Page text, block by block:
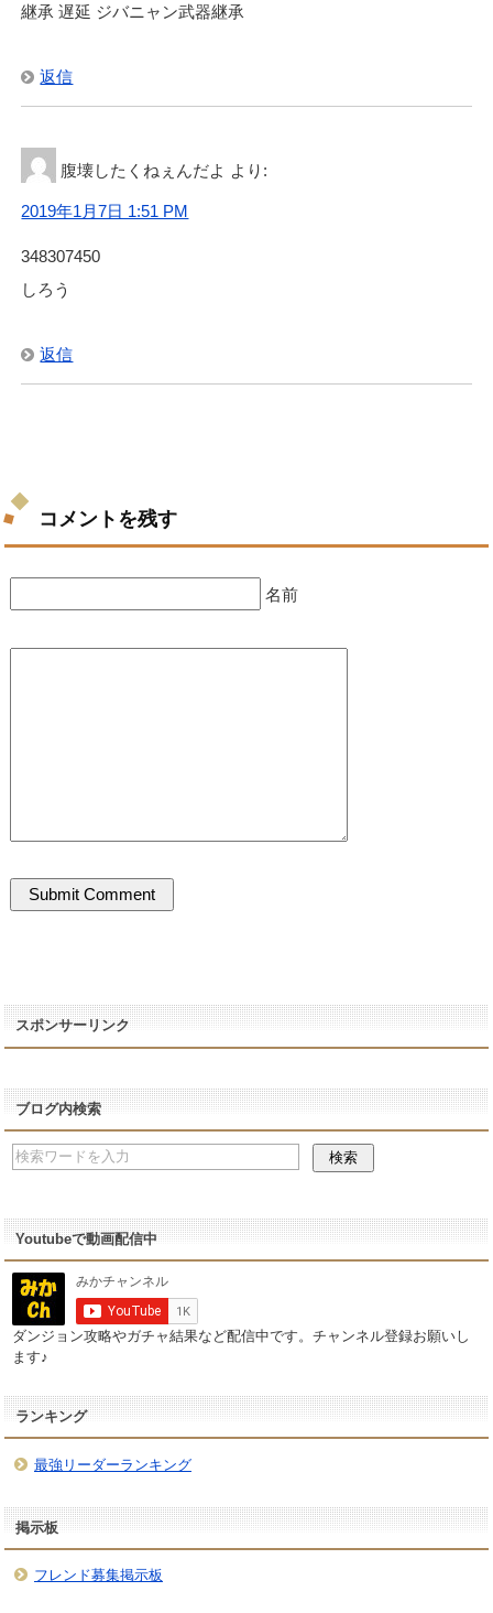
継承 遅延 ジバニャン武器継承
返信
腹壊したくねぇんだよ より:
2019年1月7日 1:51 PM
348307450
しろう
返信
コメントを残す
名前
スポンサーリンク
ブログ内検索
Youtubeで動画配信中
ダンジョン攻略やガチャ結果など配信中です。チャンネル登録お願いし
ます♪
ランキング
最強リーダーランキング
掲示板
フレンド募集掲示板